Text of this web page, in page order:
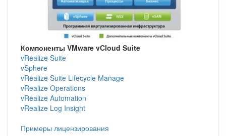
Компоненты VMware vCloud Suite
vRealize Suite
vSphere
vRealize Suite Lifecycle Manage
vRealize Operations
vRealize Automation
vRealize Log Insight
Примеры лицензирования